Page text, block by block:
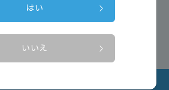
はい
いいえ
戻る